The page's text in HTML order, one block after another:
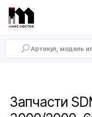
Запчасти